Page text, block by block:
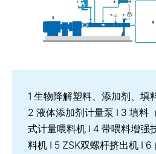
1 生物降解塑料、添加剂、填
2 液体添加剂计量泵 I 3 填料
式计量喂料机 I 4 带喂料增强
料机 I 5 ZSK双螺杆挤出机 I 6